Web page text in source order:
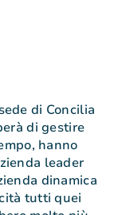
di Concilia
di gestire
hanno
leader
dinamica
tutti quei